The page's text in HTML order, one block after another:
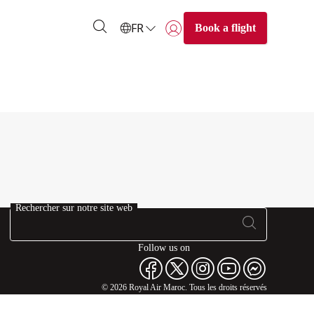
FR Se connecter | S’inscrire)
Book a flight
Rechercher sur notre site web
Follow us on
© 2026 Royal Air Maroc. Tous les droits réservés